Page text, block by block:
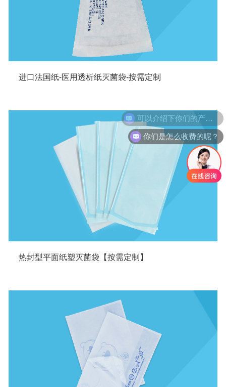
进口法国纸-医用透析纸灭菌袋-按需定制
热封型平面纸塑灭菌袋【按需定制】
可以介绍下你们的产品么？
你们是怎么收费的呢？